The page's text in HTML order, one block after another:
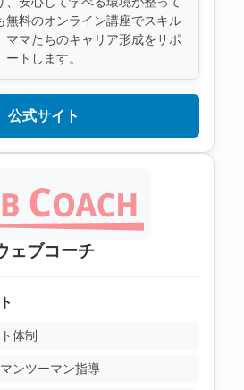
無料のオンライン講座でスキル
ママたちのキャリア形成をサポ
ートします。
公式サイト
ェブコーチ
体制
ンツーマン指導